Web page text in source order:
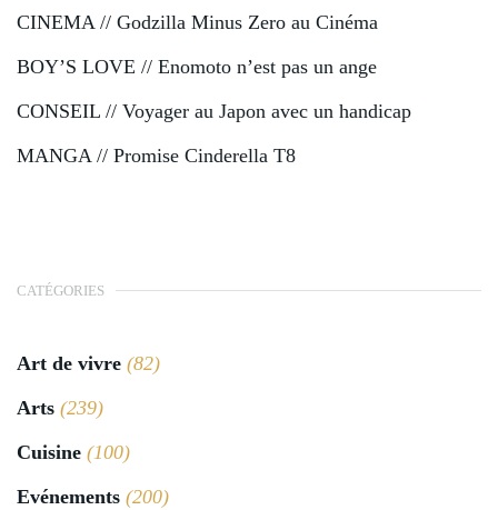
CINEMA // Godzilla Minus Zero au Cinéma
BOY’S LOVE // Enomoto n’est pas un ange
CONSEIL // Voyager au Japon avec un handicap
MANGA // Promise Cinderella T8
CATÉGORIES
Art de vivre (82)
Arts (239)
Cuisine (100)
Evénements (200)